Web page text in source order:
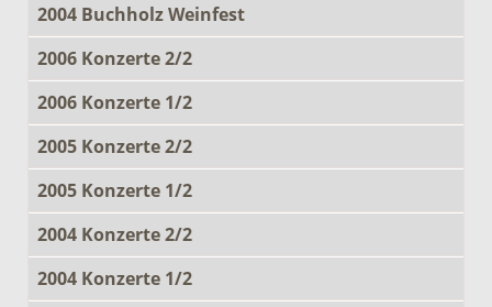
2004 Buchholz Weinfest
2006 Konzerte 2/2
2006 Konzerte 1/2
2005 Konzerte 2/2
2005 Konzerte 1/2
2004 Konzerte 2/2
2004 Konzerte 1/2